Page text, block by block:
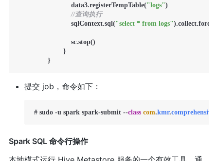
			    data3.registerTempTable(
"logs")
//查询执行
			    sqlContext.sql(
"select * from logs"
提交 job，命令如下：
# sudo -u spark spark-submit --class com.kmr.comprehensive
Spark SQL 命令行操作